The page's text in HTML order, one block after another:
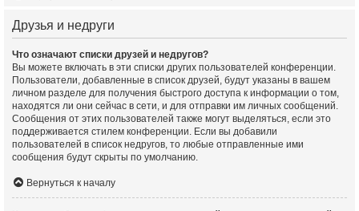
Друзья и недруги
Что означают списки друзей и недругов?
Вы можете включать в эти списки других пользователей конференции.
Пользователи, добавленные в список друзей, будут указаны в вашем
личном разделе для получения быстрого доступа к информации о том,
находятся ли они сейчас в сети, и для отправки им личных сообщений.
Сообщения от этих пользователей также могут выделяться, если это
поддерживается стилем конференции. Если вы добавили
пользователей в список недругов, то любые отправленные ими
сообщения будут скрыты по умолчанию.
Вернуться к началу